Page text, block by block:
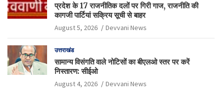
प्रदेश के 17 राजनीतिक दलों पर गिरी गाज, राजनीति की
कागजी पार्टियां सक्रिय सूची से बाहर
August 5, 2026 Devvani News
उत्तराखंड
सामान्य विसंगति वाले नोटिसों का बीएलओ स्तर पर करें
निस्तारण: सीईओ
August 4, 2026 Devvani News